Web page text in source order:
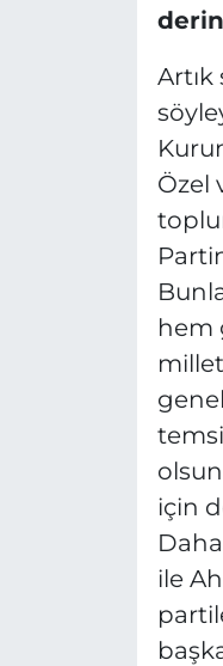
Artık
Özel
hem
için
ile